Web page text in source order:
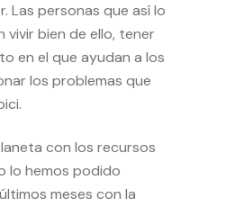
Las personas que así lo
vivir bien de ello, tener
en el que ayudan a los
los problemas que
con los recursos
lo hemos podido
meses con la